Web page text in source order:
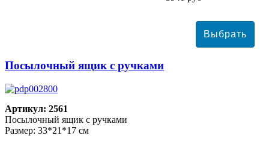
Посылочный ящик с ручками
Артикул: 2561
Посылочный ящик с ручками
Размер: 33*21*17 см